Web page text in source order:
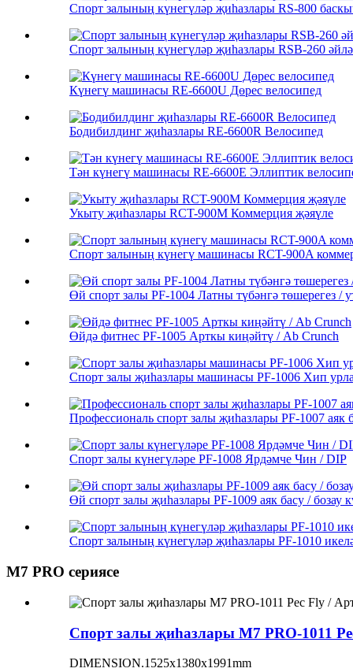
Спорт залының күнегүләр җиһазлары RS-800
Спорт залының күнегүләр җиһазлары RSB-260
Күнегү машинасы RE-6600U Дөрес велосипед
Бодибилдинг җиһазлары RE-6600R Велосипед
Тән күнегү машинасы RE-6600E Эллиптик
Укыту җиһазлары RCT-900M Коммерция җәяүле
Спорт залының күнегү машинасы RCT-900A
Өй спорт залы PF-1004 Латны түбәнгә төшерегез /
Өйдә фитнес PF-1005 Арткы киңәйтү / Ab Crunch
Спорт залы җиһазлары машинасы PF-1006 Хип
Профессиональ спорт залы җиһазлары PF-1007 аяк
Спорт залы күнегүләре PF-1008 Ярдәмче Чин / DIP
Өй спорт залы җиһазлары PF-1009 аяк басу / бозау
Спорт залының күнегүләр җиһазлары PF-1010
M7 PRO сериясе
Спорт залы җиһазлары M7 PRO-1011
DIMENSION.1525x1380x1991mm